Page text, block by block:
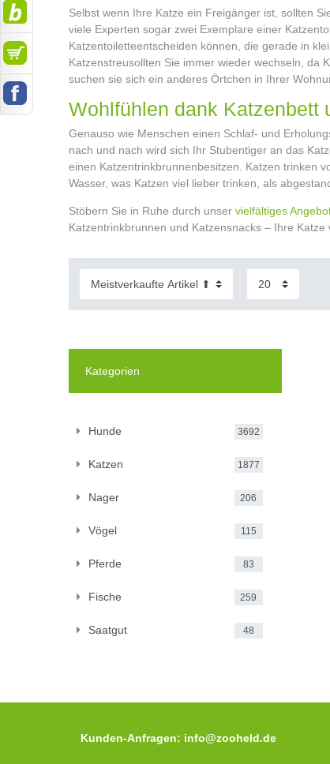
Selbst wenn Ihre Katze ein Freigänger ist, sollten
viele Experten sogar zwei Exemplare einer
Katzentoiletteentscheiden können, die gerade in
Katzenstreusollten Sie immer wieder wechseln, da
suchen sie sich ein anderes Örtchen in Ihrer
Wohlfühlen dank Katzenbett
Genauso wie Menschen einen Schlaf- und
nach und nach wird sich Ihr Stubentiger an das
einen Katzentrinkbrunnenbesitzen. Katzen trinken
Wasser, was Katzen viel lieber trinken, als
Stöbern Sie in Ruhe durch unser vielfältiges
Katzentrinkbrunnen und Katzensnacks – Ihre Katze
Kategorien
Hunde 3692
Katzen 1877
Nager 206
Vögel 115
Pferde 83
Fische 259
Saatgut 48
Kunden-Anfragen: info@zooheld.de